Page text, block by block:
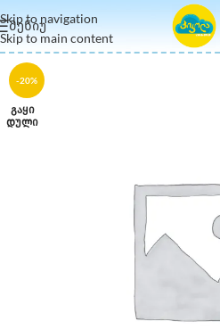
Skip to navigation
Skip to main content
ᲛᲔᲜᲘᲣ
-20%
ᲒᲐᲧᲘ
ᲓᲣᲚᲘ